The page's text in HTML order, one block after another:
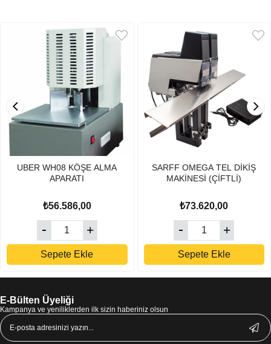
UBER WH08 KÖŞE ALMA
APARATI
₺56.586,00
Sepete Ekle
SARFF OMEGA TEL DİKİŞ
MAKİNESİ (ÇİFTLİ)
₺73.620,00
Sepete Ekle
E-Bülten Üyeliği
Kampanya ve yeniliklerden ilk sizin haberiniz olsun